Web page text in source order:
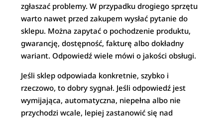
zgłaszać problemy. W przypadku drogiego sprzętu
warto nawet przed zakupem wysłać pytanie do
sklepu. Można zapytać o pochodzenie produktu,
gwarancję, dostępność, fakturę albo dokładny
wariant. Odpowiedź wiele mówi o jakości obsługi.
Jeśli sklep odpowiada konkretnie, szybko i
rzeczowo, to dobry sygnał. Jeśli odpowiedź jest
wymijająca, automatyczna, niepełna albo nie
przychodzi wcale, lepiej zastanowić się nad